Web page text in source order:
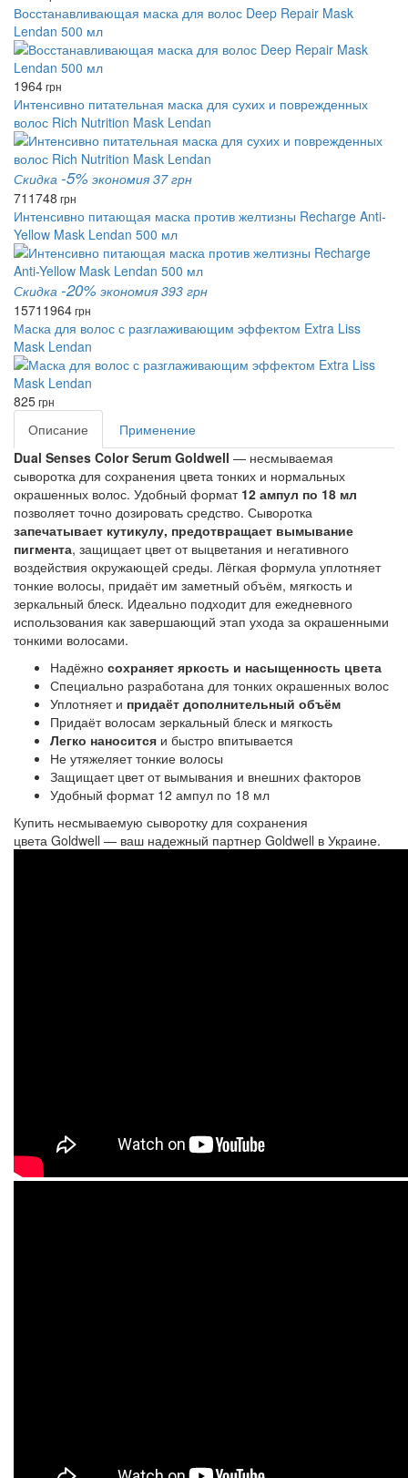
Восстанавливающая маска для волос Deep Repair Mask
Lendan 500 мл
1964грн
Интенсивно питательная маска для сухих и поврежденных
волос Rich Nutrition Mask Lendan
Скидка -5% экономия 37 грн
711748 грн
Интенсивно питающая маска против желтизны Recharge Anti-
Yellow Mask Lendan 500 мл
Скидка -20% экономия 393 грн
1571 1964грн
Маска для волос с разглаживающим эффектом Extra Liss
Mask Lendan
825грн
Описание
Применение
Dual Senses Color Serum Goldwell — несмываемая
сыворотка для сохранения цвета тонких и нормальных
окрашенных волос. Удобный формат
позволяет точно дозировать средство. Сыворотка
запечатывает кутикулу, предотвращает вымывание
пигмента, защищает цвет от выцветания и негативного
воздействия окружающей среды. Лёгкая формула уплотняет
тонкие волосы, придаёт им заметный объём, мягкость и
зеркальный блеск. Идеально подходит для ежедневного
использования как завершающий этап ухода за окрашенными
тонкими волосами.
Надёжно сохраняет яркость и насыщенность цвета
Специально разработана для тонких окрашенных волос
Уплотняет и придаёт дополнительный объём
Придаёт волосам зеркальный блеск и мягкость
Легко наносится и быстро впитывается
Не утяжеляет тонкие волосы
Защищает цвет от вымывания и внешних факторов
Удобный формат 12 ампул по 18 мл
Купить несмываемую сыворотку для сохранения
цвета Goldwell — ваш надежный партнер Goldwell в Украине.